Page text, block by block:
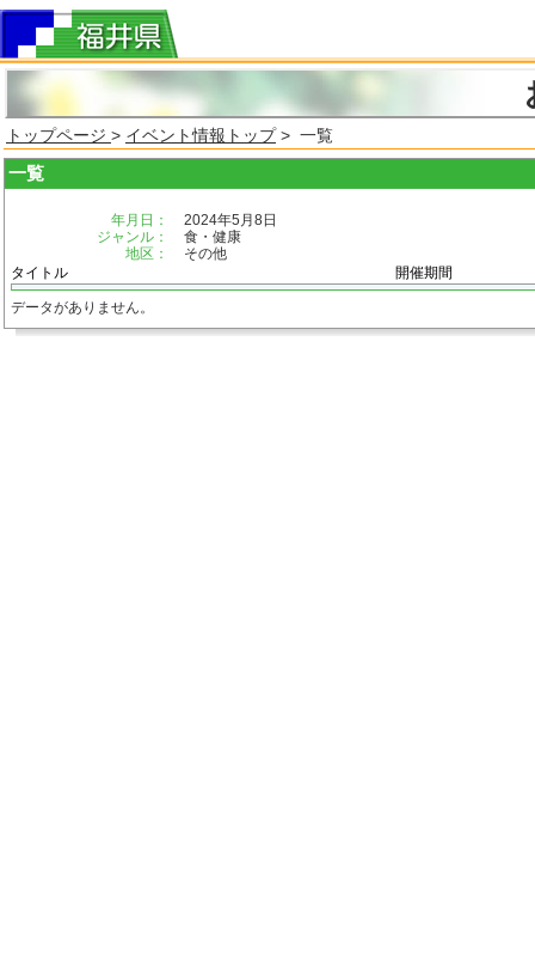
トップページ > イベント情報トップ> 一覧
一覧
年月日：
2024年5月8日
ジャンル：
食・健康
地区：
その他
タイトル
開催期間
データがありません。